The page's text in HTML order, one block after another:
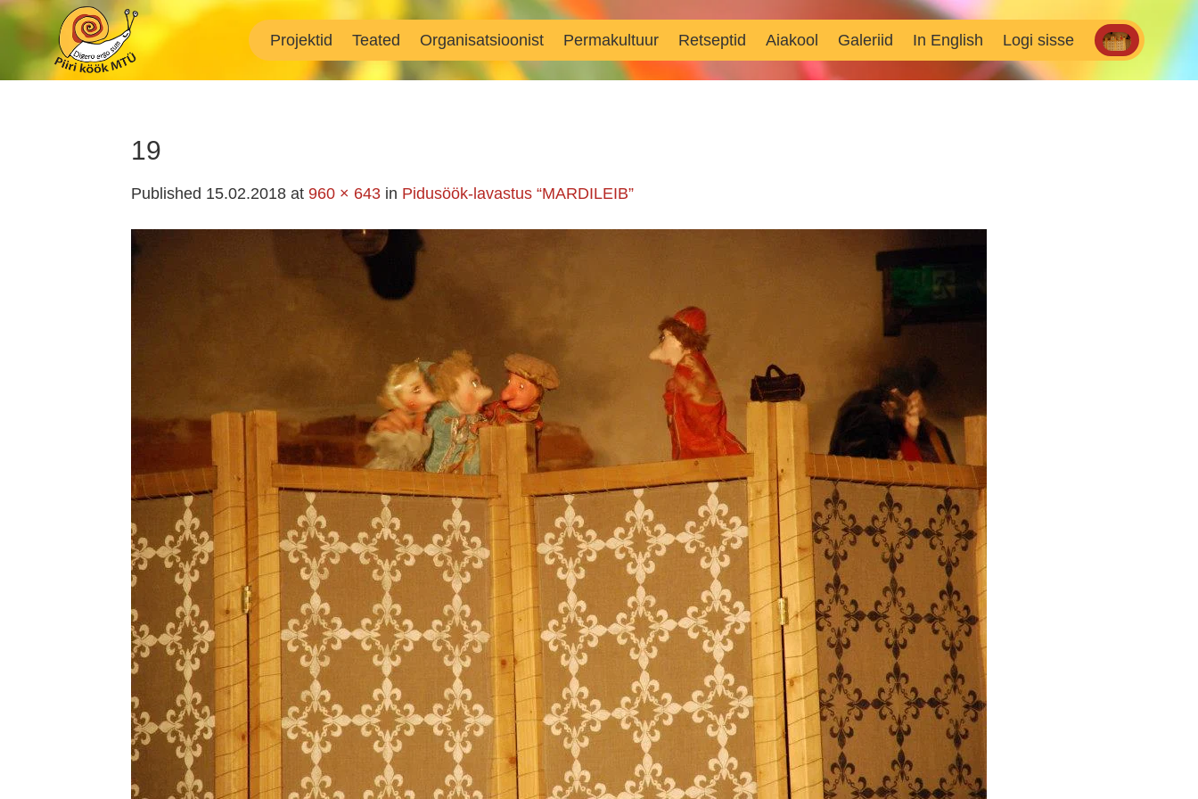
Skip
content
Projektid Teated Organisatsioonist Permakultuur Retseptid Aiakool Galeriid In English Logi sisse
19
Published 15.02.2018 at 960 × 643 in Pidusöök-lavastus “MARDILEIB”